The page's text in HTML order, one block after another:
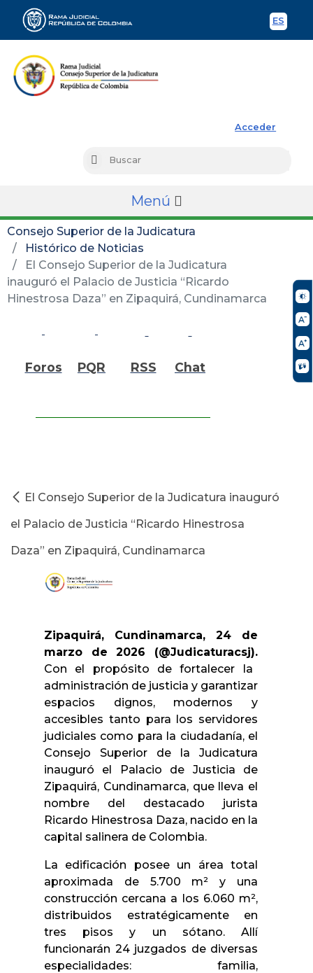
ES
Acceder
Buscar
Menú
Consejo Superior de la Judicatura
Histórico de Noticias
El Consejo Superior de la Judicatura
inauguró el Palacio de Justicia “Ricardo
Hinestrosa Daza” en Zipaquirá, Cundinamarca
Foros PQR RSS Chat
El Consejo Superior de la Judicatura inauguró
el Palacio de Justicia “Ricardo Hinestrosa
Daza” en Zipaquirá, Cundinamarca
Zipaquirá, Cundinamarca, 24 de
marzo de 2026 (@Judicaturacsj).
Con el propósito de fortalecer la
administración de justicia y garantizar
espacios dignos, modernos y
accesibles tanto para los servidores
judiciales como para la ciudadanía, el
Consejo Superior de la Judicatura
inauguró el Palacio de Justicia de
Zipaquirá, Cundinamarca, que lleva el
nombre del destacado jurista
Ricardo Hinestrosa Daza, nacido en la
capital salinera de Colombia.
La edificación posee un área total
aproximada de 5.700 m² y una
construcción cercana a los 6.060 m²,
distribuidos estratégicamente en
tres pisos y un sótano. Allí
funcionarán 24 juzgados de diversas
especialidades: familia,